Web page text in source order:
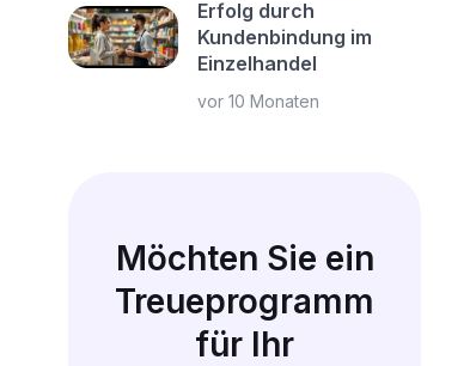
Erfolg durch
Kundenbindung im
Einzelhandel
vor 10 Monaten
Möchten Sie ein
Treueprogramm
für Ihr